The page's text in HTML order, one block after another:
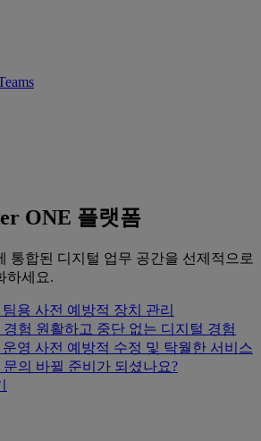
ONE 플랫폼
통합된 디지털 업무 공간을 선제적으로
하세요.
용 사전 예방적 장치 관리
경험 원활하고 중단 없는 디지털 경험
영 사전 예방적 수정 및 탁월한 서비스
의 바뀔 준비가 되셨나요?